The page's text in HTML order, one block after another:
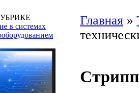
в системах
Главная »